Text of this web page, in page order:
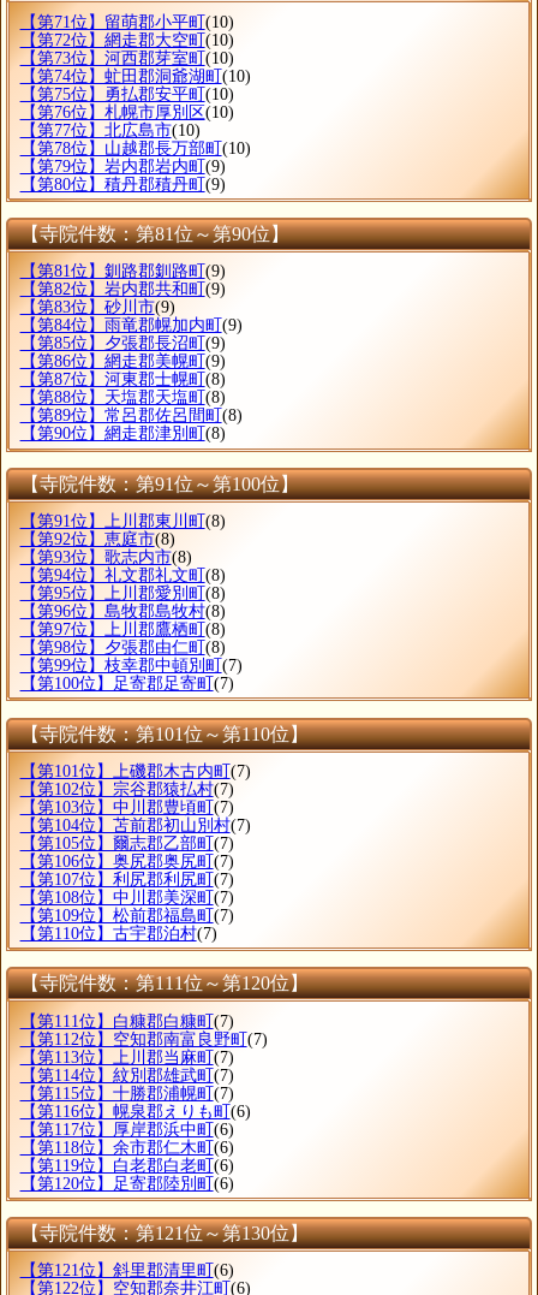
【第71位】留萌郡小平町(10)
【第72位】網走郡大空町(10)
【第73位】河西郡芽室町(10)
【第74位】虻田郡洞爺湖町(10)
【第75位】勇払郡安平町(10)
【第76位】札幌市厚別区(10)
【第77位】北広島市(10)
【第78位】山越郡長万部町(10)
【第79位】岩内郡岩内町(9)
【第80位】積丹郡積丹町(9)
【寺院件数：第81位～第90位】
【第81位】釧路郡釧路町 (9)
【第82位】岩内郡共和町 (9)
【第83位】砂川市(9)
【第84位】雨竜郡幌加内町 (9)
【第85位】夕張郡長沼町 (9)
【第86位】網走郡美幌町 (9)
【第87位】河東郡士幌町 (8)
【第88位】天塩郡天塩町 (8)
【第89位】常呂郡佐呂間町 (8)
【第90位】網走郡津別町 (8)
【寺院件数：第91位～第100位】
【第91位】上川郡東川町 (8)
【第92位】恵庭市(8)
【第93位】歌志内市(8)
【第94位】礼文郡礼文町 (8)
【第95位】上川郡愛別町 (8)
【第96位】島牧郡島牧村(8)
【第97位】上川郡鷹栖町 (8)
【第98位】夕張郡由仁町 (8)
【第99位】枝幸郡中頓別町 (7)
【第100位】足寄郡足寄町 (7)
【寺院件数：第101位～第110位】
【第101位】上磯郡木古内町 (7)
【第102位】宗谷郡猿払村(7)
【第103位】中川郡豊頃町 (7)
【第104位】苫前郡初山別村(7)
【第105位】爾志郡乙部町 (7)
【第106位】奥尻郡奥尻町 (7)
【第107位】利尻郡利尻町 (7)
【第108位】中川郡美深町 (7)
【第109位】松前郡福島町 (7)
【第110位】古宇郡泊村(7)
【寺院件数：第111位～第120位】
【第111位】白糠郡白糠町(7)
【第112位】空知郡南富良野町(7)
【第113位】上川郡当麻町(7)
【第114位】紋別郡雄武町(7)
【第115位】十勝郡浦幌町(7)
【第116位】幌泉郡えりも町(6)
【第117位】厚岸郡浜中町(6)
【第118位】余市郡仁木町(6)
【第119位】白老郡白老町(6)
【第120位】足寄郡陸別町(6)
【寺院件数：第121位～第130位】
【第121位】斜里郡清里町 (6)
【第122位】空知郡奈井江町 (6)